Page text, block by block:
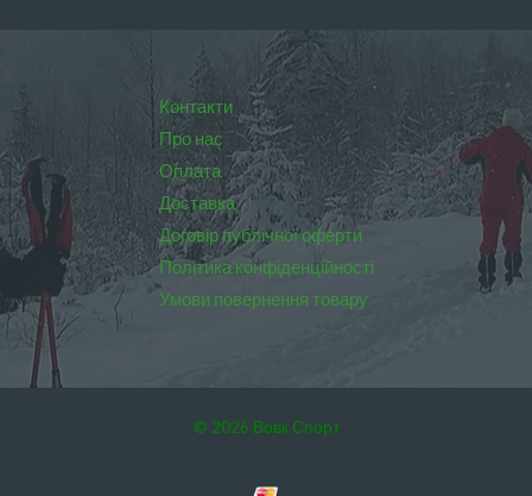
Контакти
Про нас
Оплата
Доставка
Договір публічної оферти
Політика конфіденційності
Умови повернення товару
© 2026 Вовк Спорт